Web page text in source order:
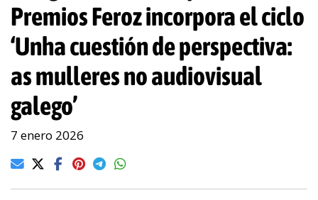
Premios Feroz incorpora el ciclo
‘Unha cuestión de perspectiva:
as mulleres no audiovisual
galego’
7 enero 2026